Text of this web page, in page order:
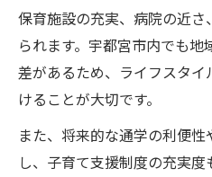
保育施設の充実、病院の近
られます。宇都宮市内でも
差があるため、ライフスタ
けることが大切です。
また、将来的な通学の利便
し、子育て支援制度の充実